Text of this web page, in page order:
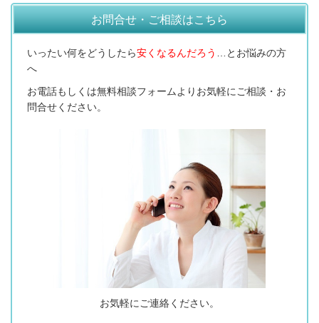
お問合せ・ご相談はこちら
いったい何をどうしたら安くなるんだろう
とお悩みの方
へ
お電話もしくは無料相談フォームよりお気軽にご相談・お
問合せください。
お気軽にご連絡ください。